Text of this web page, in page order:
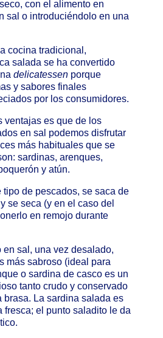
con el alimento en
sal o introduciéndolo en una
cocina tradicional,
salada se ha convertido
delicatessenporque
y sabores finales
por los consumidores.
ventajas es que de los
en sal podemos disfrutar
más habituales que se
sardinas, arenques,
y atún.
tipo de pescados, se saca de
se seca (y en el caso del
en remojo durante
en sal, una vez desalado,
más sabroso (ideal para
o sardina de casco es un
tanto crudo y conservado
brasa. La sardina salada es
fresca; el punto saladito le da